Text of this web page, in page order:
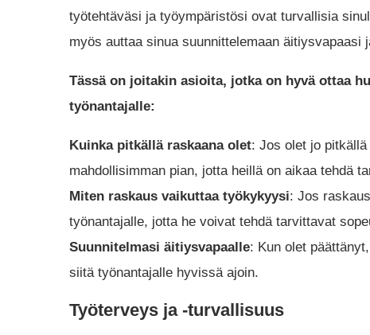
työtehtäväsi ja työympäristösi ovat turvallisia
myös auttaa sinua suunnittelemaan äitiysvapaasi
Tässä on joitakin asioita, jotka on hyvä ottaa
työnantajalle:
Kuinka pitkällä raskaana olet: Jos olet jo
mahdollisimman pian, jotta heillä on aikaa tehdä
Miten raskaus vaikuttaa työkykyysi: Jos
työnantajalle, jotta he voivat tehdä tarvittavat
Suunnitelmasi äitiysvapaalle: Kun olet
siitä työnantajalle hyvissä ajoin.
Työterveys ja -turvallisuus